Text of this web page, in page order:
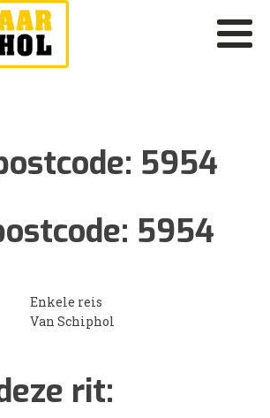
5954
5954
Enkele reis
Van Schiphol
rit: